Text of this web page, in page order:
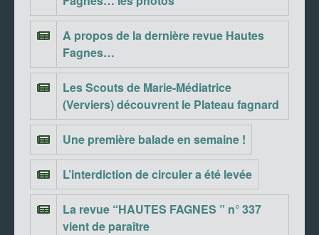
A propos de la dernière revue Hautes
Fagnes…
Les Scouts de Marie-Médiatrice
(Verviers) découvrent le Plateau fagnard
Une première balade en semaine !
L’interdiction de circuler a été levée
La revue “HAUTES FAGNES ” n° 337
vient de paraître